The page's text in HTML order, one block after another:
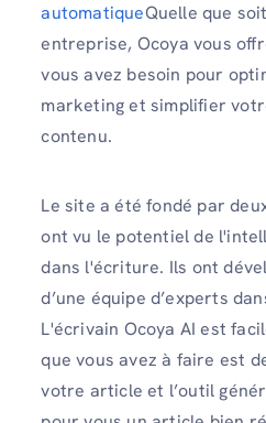
automatiqueQuelle que
entreprise, Ocoya vous
vous avez besoin pour
marketing et simplifier
contenu.
Le site a été fondé par
ont vu le potentiel de
dans l'écriture. Ils ont
d’une équipe d’experts
L'écrivain Ocoya AI est
que vous avez à faire est
votre article et l’outil